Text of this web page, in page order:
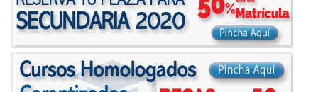
necesario para tal fin, se suprimirán con medidas de
seguridad adecuadas para garantizar la seudonimización de
los datos o la destrucción total de los mismos. Derechos
que asisten: Derecho a retirar el consentimiento en cualquier
momento. Derecho de acceso, rectificación, portabilidad y
supresión de sus datos y a la limitación u oposición al su